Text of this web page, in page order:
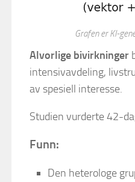
Grafen er KI-
Alvorlige bivirkninger
intensivavdeling,
av spesiell interesse.
Studien vurderte 42-
Funn:
Den heterologe